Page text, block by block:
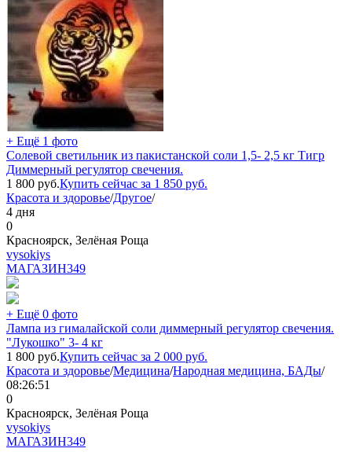
+ Ещё 1 фото
Солевой светильник из пакистанской соли 1,5- 2,5 кг Тигр
Диммерный регулятор свечения.
1 800 руб.Купить сейчас за 1 850 руб.
Красота и здоровье/Другое/
4 дня
0
Красноярск, Зелёная Роща
vysokiys
МАГАЗИН349
+ Ещё 0 фото
Лампа из гималайской соли диммерный регулятор свечения.
"Лукошко" 3- 4 кг
1 800 руб.Купить сейчас за 2 000 руб.
Красота и здоровье/Медицина/Народная медицина, БАДы/
08:26:51
0
Красноярск, Зелёная Роща
vysokiys
МАГАЗИН349